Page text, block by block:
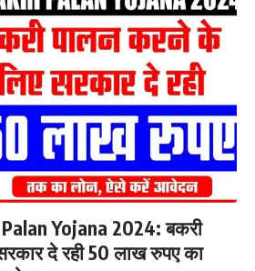
Yojana 2024: बकरी
दे रही 50 लाख रुपए का